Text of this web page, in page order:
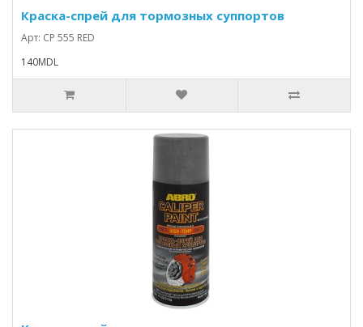
Краска-спрей для тормозных суппортов
Арт: CP 555 RED
140MDL